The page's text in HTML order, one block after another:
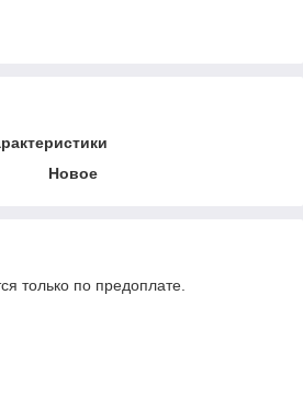
Новое
только по предоплате.